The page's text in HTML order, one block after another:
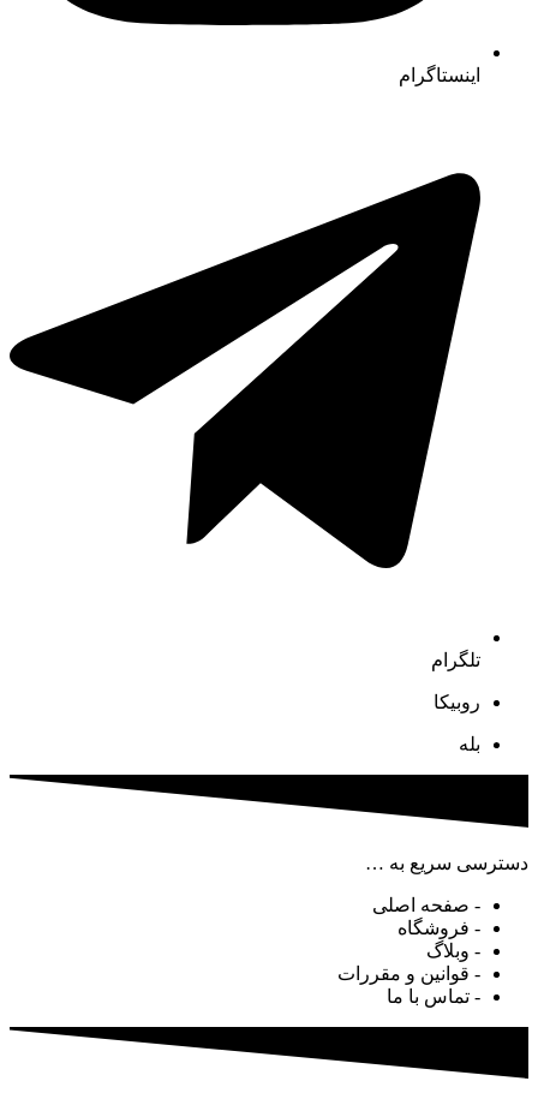
اینستاگرام
تلگرام
روبیکا
بله
دسترسی سریع به …
- صفحه اصلی
- فروشگاه
- وبلاگ
- قوانین و مقررات
- تماس با ما